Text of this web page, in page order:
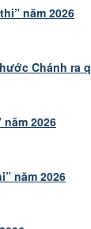
năm 2026
Chánh ra
2026
năm 2026